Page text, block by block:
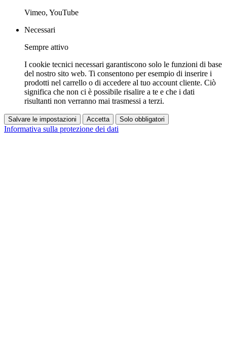
Vimeo, YouTube
Necessari
Sempre attivo
I cookie tecnici necessari garantiscono solo le funzioni di base
del nostro sito web. Ti consentono per esempio di inserire i
prodotti nel carrello o di accedere al tuo account cliente. Ciò
significa che non ci è possibile risalire a te e che i dati
risultanti non verranno mai trasmessi a terzi.
Salvare le impostazioni Accetta Solo obbligatori
Informativa sulla protezione dei dati